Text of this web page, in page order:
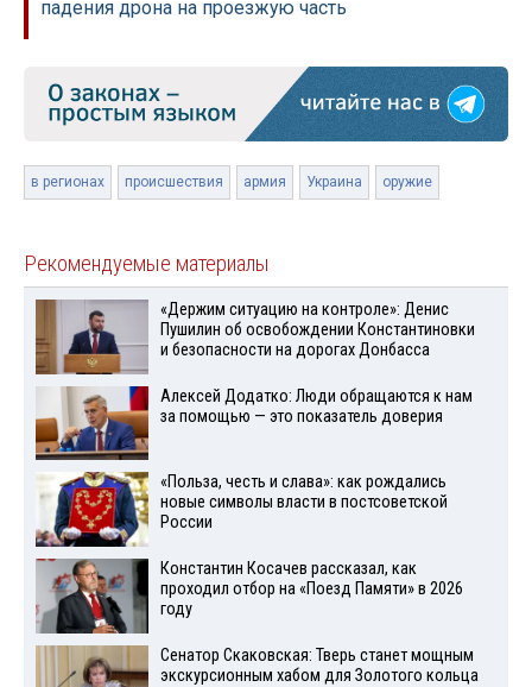
падения дрона на проезжую часть
в регионах происшествия армия Украина оружие
Рекомендуемые материалы
«Держим ситуацию на контроле»: Денис
Пушилин об освобождении Константиновки
и безопасности на дорогах Донбасса
Алексей Додатко: Люди обращаются к нам
за помощью — это показатель доверия
«Польза, честь и слава»: как рождались
новые символы власти в постсоветской
России
Константин Косачев рассказал, как
проходил отбор на «Поезд Памяти» в 2026
году
Сенатор Скаковская: Тверь станет мощным
экскурсионным хабом для Золотого кольца